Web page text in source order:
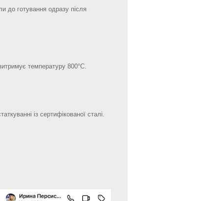
до готування одразу після
температуру 800°С.
із сертифікованої сталі.